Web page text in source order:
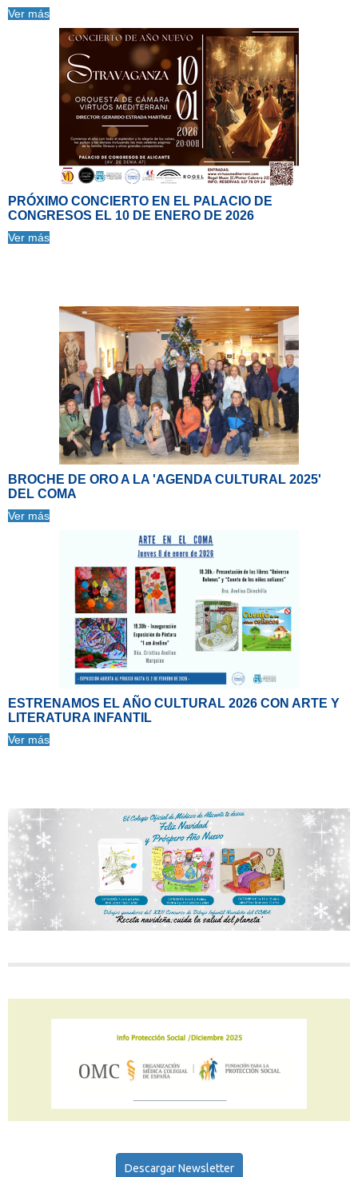
Ver más
PRÓXIMO CONCIERTO EN EL PALACIO DE
CONGRESOS EL 10 DE ENERO DE 2026
Ver más
BROCHE DE ORO A LA 'AGENDA CULTURAL 2025'
DEL COMA
Ver más
ESTRENAMOS EL AÑO CULTURAL 2026 CON ARTE Y
LITERATURA INFANTIL
Ver más
Descargar Newsletter